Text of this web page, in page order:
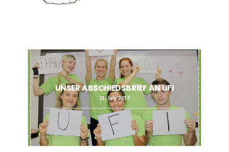
UNSER ABSCHIEDSBRIEF AN UFI
21. July 2017